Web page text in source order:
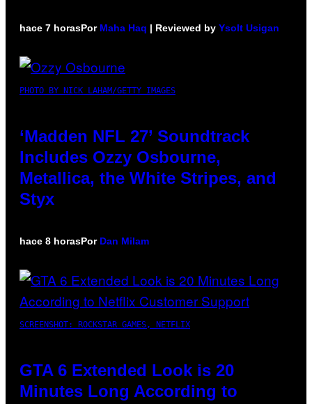
hace 7 horasPor Maha Haq | Reviewed by Ysolt Usigan
PHOTO BY NICK LAHAM/GETTY IMAGES
‘Madden NFL 27’ Soundtrack
Includes Ozzy Osbourne,
Metallica, the White Stripes, and
Styx
hace 8 horasPor Dan Milam
SCREENSHOT: ROCKSTAR GAMES, NETFLIX
GTA 6 Extended Look is 20
Minutes Long According to